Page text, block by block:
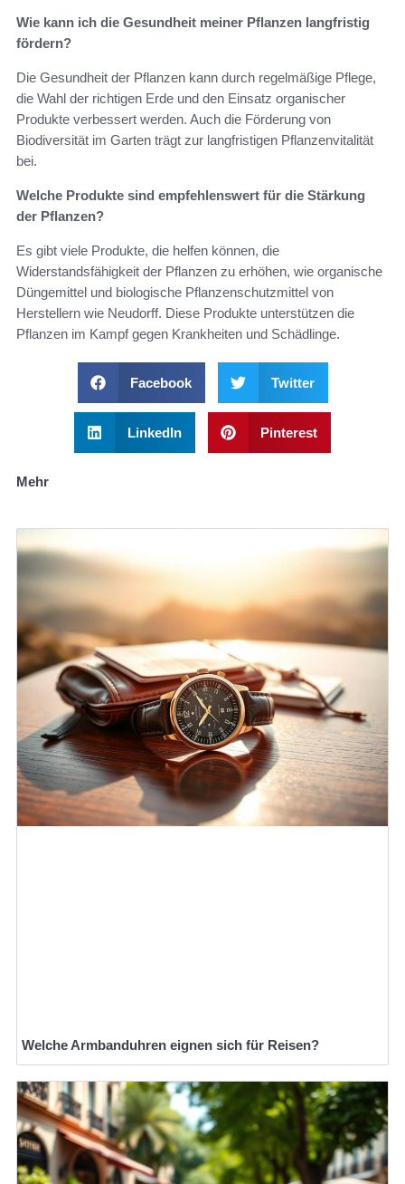
Wie kann ich die Gesundheit meiner Pflanzen langfristig
fördern?
Die Gesundheit der Pflanzen kann durch regelmäßige Pflege,
die Wahl der richtigen Erde und den Einsatz organischer
Produkte verbessert werden. Auch die Förderung von
Biodiversität im Garten trägt zur langfristigen Pflanzenvitalität
bei.
Welche Produkte sind empfehlenswert für die Stärkung
der Pflanzen?
Es gibt viele Produkte, die helfen können, die
Widerstandsfähigkeit der Pflanzen zu erhöhen, wie organische
Düngemittel und biologische Pflanzenschutzmittel von
Herstellern wie Neudorff. Diese Produkte unterstützen die
Pflanzen im Kampf gegen Krankheiten und Schädlinge.
Facebook Twitter
LinkedIn Pinterest
Mehr
Welche Armbanduhren eignen sich für Reisen?